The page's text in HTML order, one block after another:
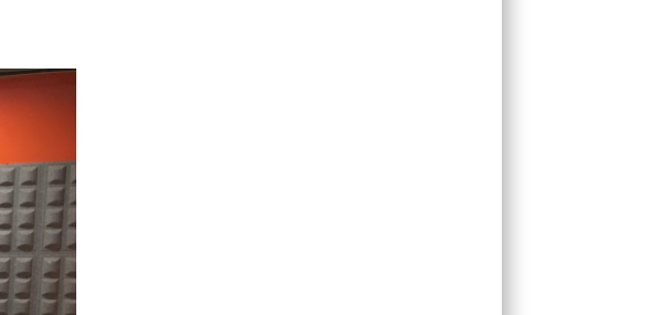
para
aumentar
disminuir
el
volumen.